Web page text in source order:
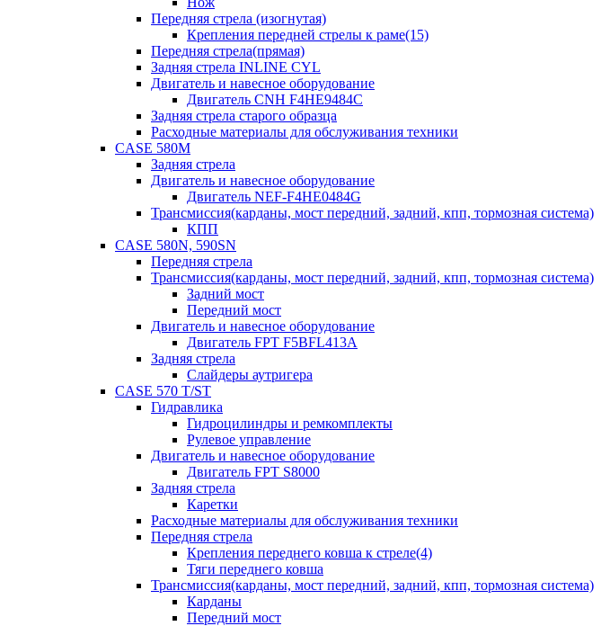
Передняя стрела (изогнутая)
Крепления передней стрелы к раме(15)
Передняя стрела(прямая)
Задняя стрела INLINE CYL
Двигатель и навесное оборудование
Двигатель CNH F4HE9484C
Задняя стрела старого образца
Расходные материалы для обслуживания техники
CASE 580M
Задняя стрела
Двигатель и навесное оборудование
Двигатель NEF-F4HE0484G
Трансмиссия(карданы, мост передний, задний, кпп, тормозная система)
КПП
CASE 580N, 590SN
Передняя стрела
Трансмиссия(карданы, мост передний, задний, кпп, тормозная система)
Задний мост
Передний мост
Двигатель и навесное оборудование
Двигатель FPT F5BFL413A
Задняя стрела
Слайдеры аутригера
CASE 570 T/ST
Гидравлика
Гидроцилиндры и ремкомплекты
Рулевое управление
Двигатель и навесное оборудование
Двигатель FPT S8000
Задняя стрела
Каретки
Расходные материалы для обслуживания техники
Передняя стрела
Крепления переднего ковша к стреле(4)
Тяги переднего ковша
Трансмиссия(карданы, мост передний, задний, кпп, тормозная система)
Карданы
Передний мост